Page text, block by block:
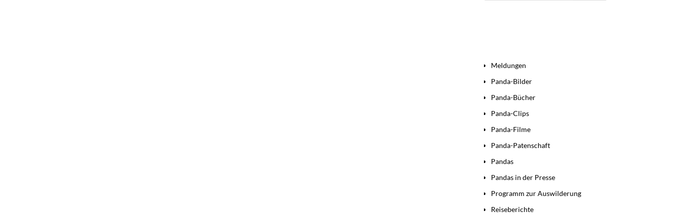
Meldungen
Panda-Bilder
Panda-Bücher
Panda-Clips
Panda-Filme
Panda-Patenschaft
Pandas
Pandas in der Presse
Programm zur Auswilderung
Reiseberichte